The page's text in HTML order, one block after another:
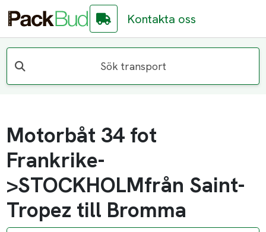
Kontakta oss
Sök transport
Motorbåt 34 fot
Frankrike-
>STOCKHOLMfrån Saint-
Tropez till Bromma